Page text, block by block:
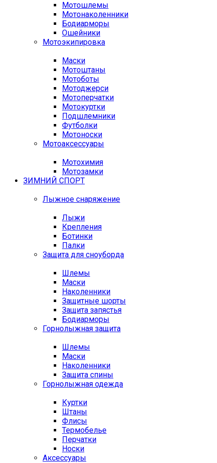
Мотошлемы
Мотонаколенники
Бодиарморы
Ошейники
Мотоэкипировка
Маски
Мотоштаны
Мотоботы
Мотоджерси
Мотоперчатки
Мотокуртки
Подшлемники
Футболки
Мотоноски
Мотоаксессуары
Мотохимия
Мотозамки
ЗИМНИЙ СПОРТ
Лыжное снаряжение
Лыжи
Крепления
Ботинки
Палки
Защита для сноуборда
Шлемы
Маски
Наколенники
Защитные шорты
Защита запястья
Бодиарморы
Горнолыжная защита
Шлемы
Маски
Наколенники
Защита спины
Горнолыжная одежда
Куртки
Штаны
Флисы
Термобелье
Перчатки
Носки
Аксессуары